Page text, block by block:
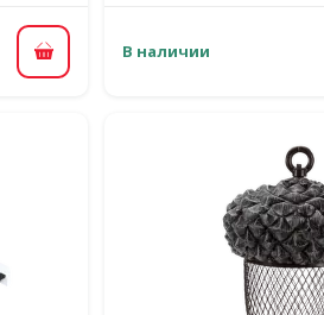
В корзинуВ наличии